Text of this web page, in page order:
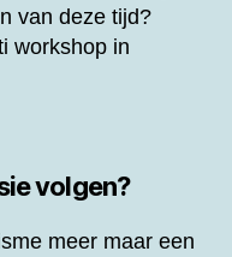
van deze tijd?
workshop in
volgen?
meer maar een